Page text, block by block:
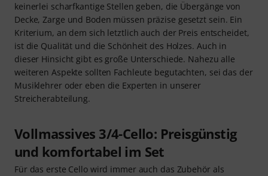
keinerlei scharfkantige Stellen geben, die Übergänge von
Decke, Zarge und Boden müssen präzise gesetzt sein. Ein
Kriterium, an dem sich letztlich auch der Preis entscheidet,
ist die Qualität und die Schönheit des Holzes. Auch in
dieser Hinsicht gibt es große Unterschiede. Nahezu alle
weiteren Aspekte sollten Fachleute begutachten, sei das der
Musiklehrer oder eben die Experten in unserer
Streicherabteilung.
Vollmassives 3/4-Cello: Preisgünstig
und komfortabel im Set
Für das erste Cello wird immer auch das Zubehör als